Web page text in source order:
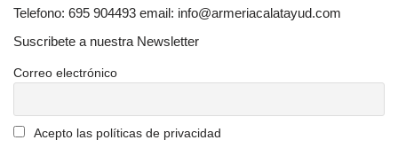
Telefono: 695 904493 email: info@armeriacalatayud.com
Suscribete a nuestra Newsletter
Correo electrónico
Acepto las políticas de privacidad